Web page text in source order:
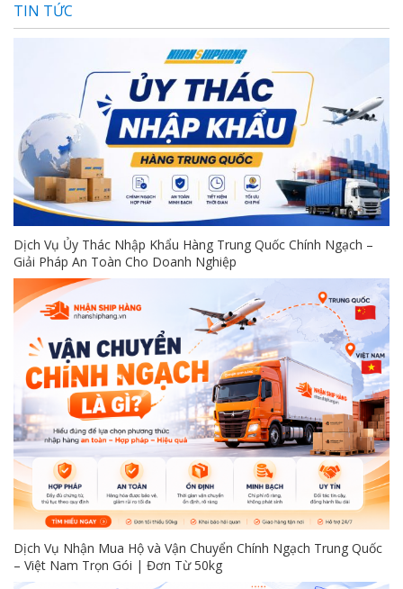
TIN TỨC
Dịch Vụ Ủy Thác Nhập Khẩu Hàng Trung Quốc Chính Ngạch –
Giải Pháp An Toàn Cho Doanh Nghiệp
Dịch Vụ Nhận Mua Hộ và Vận Chuyển Chính Ngạch Trung Quốc
– Việt Nam Trọn Gói | Đơn Từ 50kg